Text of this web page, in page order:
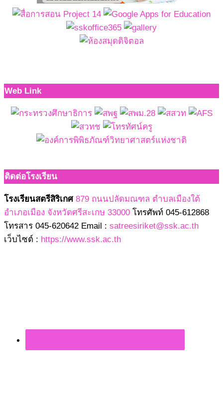
Web Link
ติดต่อโรงเรียน
โรงเรียนสตรีสิริเกศ 879 ถนนปลัดมณฑล ตำบลเมืองใต้
อำเภอเมือง จังหวัดศรีสะเกษ 33000 โทรศัพท์ 045-612868
โทรสาร 045-620642 Email : satreesiriket@ssk.ac.th
เว็บไซต์ : https://www.ssk.ac.th